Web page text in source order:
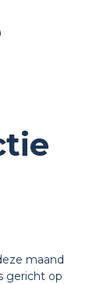
maand
gericht op